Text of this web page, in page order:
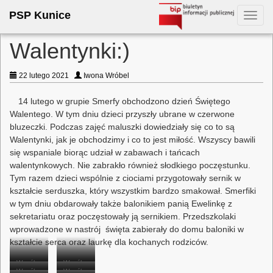
PSP Kunice
Walentynki:)
22 lutego 2021 Iwona Wróbel
14 lutego w grupie Smerfy obchodzono dzień Świętego
Walentego. W tym dniu dzieci przyszły ubrane w czerwone
bluzeczki. Podczas zajęć maluszki dowiedziały się co to są
Walentynki, jak je obchodzimy i co to jest miłość. Wszyscy bawili
się wspaniale biorąc udział w zabawach i tańcach
walentynkowych. Nie zabrakło również słodkiego poczęstunku.
Tym razem dzieci wspólnie z ciociami przygotowały sernik w
kształcie serduszka, który wszystkim bardzo smakował. Smerfiki
w tym dniu obdarowały także balonikiem panią Ewelinkę z
sekretariatu oraz poczęstowały ją sernikiem. Przedszkolaki
wprowadzone w nastrój święta zabierały do domu baloniki w
kształcie serca oraz laurkę dla kochanych rodziców.
Wspólne
Wspólne
Wspólne
Wspólne